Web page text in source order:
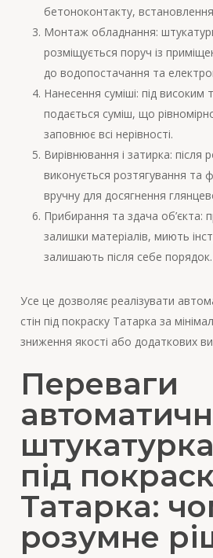
бетоноконтакту,
Монтаж обладнання:
розміщується поруч із
до водопостачання та
Нанесення суміші: під
подається суміш, що
заповнює всі нерівності.
Вирівнювання і затирка: після
виконується розтягування та
вручну для досягнення
Прибирання та здача об’єкта:
залишки матеріалів, миють
залишають після себе порядок.
Усе це дозволяє реалізувати
стін під покраску Татарка за
зниження якості або додаткових
Переваги
штукатурка
під
Татарка:
розумне